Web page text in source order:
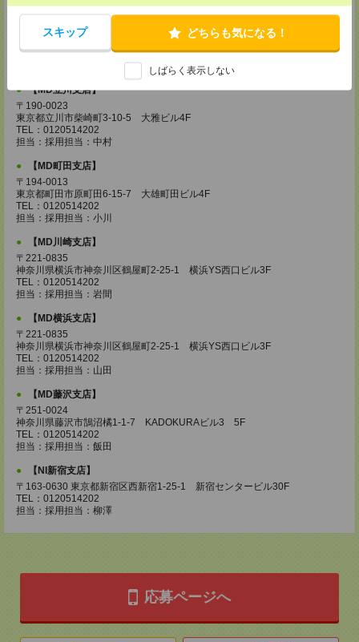
スキップ どちらも気になる！
しばらく表示しない
〒163-0630
東京都新宿区西新宿1-25-1 新宿センタービル30F
TEL：0120514202
【MD立川支店】
〒190-0023
東京都立川市柴崎町3-10-5 大雅ビル4F
TEL：0120514202
担当：採用担当：中村
【MD町田支店】
〒194-0013
東京都町田市原町田6-15-7 大雄町田ビル4F
TEL：0120514202
担当：採用担当：小川
【MD川崎支店】
〒221-0835
神奈川県横浜市神奈川区鶴屋町2-25-1 横浜YS西口ビル3F
TEL：0120514202
担当：採用担当：岩間
【MD横浜支店】
〒221-0835
神奈川県横浜市神奈川区鶴屋町2-25-1 横浜YS西口ビル3F
TEL：0120514202
担当：採用担当：山田
【MD藤沢支店】
〒251-0024
神奈川県藤沢市鵠沼橘1-1-7 KADOKURAビル3 5F
TEL：0120514202
担当：採用担当：飯田
【NI新宿支店】
〒163-0630 東京都新宿区西新宿1-25-1 新宿センタービル30F
TEL：0120514202
担当：採用担当：柳澤
応募ページへ